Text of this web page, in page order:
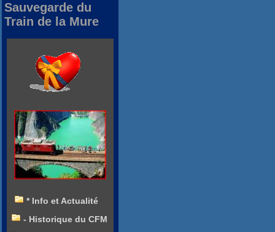
Sauvegarde du
Train de la Mure
* Info et Actualité
- Historique du CFM